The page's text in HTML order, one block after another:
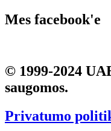
Mes facebook'e
© 1999-2024
saugomos.
Privatumo